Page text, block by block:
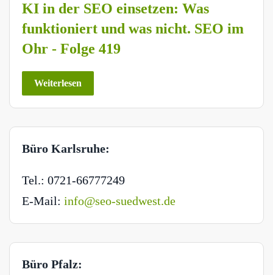
KI in der SEO einsetzen: Was
funktioniert und was nicht. SEO im
Ohr - Folge 419
Weiterlesen
Büro Karlsruhe:
Tel.: 0721-66777249
E-Mail: info@seo-suedwest.de
Büro Pfalz: